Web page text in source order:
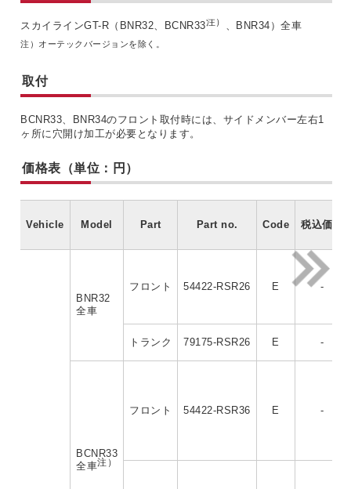
スカイラインGT-R（BNR32、BCNR33注） 、BNR34）全車
注）オーテックバージョンを除く。
取付
BCNR33、BNR34のフロント取付時には、サイドメンバー左右1
ヶ所に穴開け加工が必要となります。
価格表（単位：円）
Vehicle Model Part Part no. Code 税込価格
BNR32
全車
フロント 54422-RSR26 E -
トランク 79175-RSR26 E -
BCNR33
全車注）
フロント 54422-RSR36 E -